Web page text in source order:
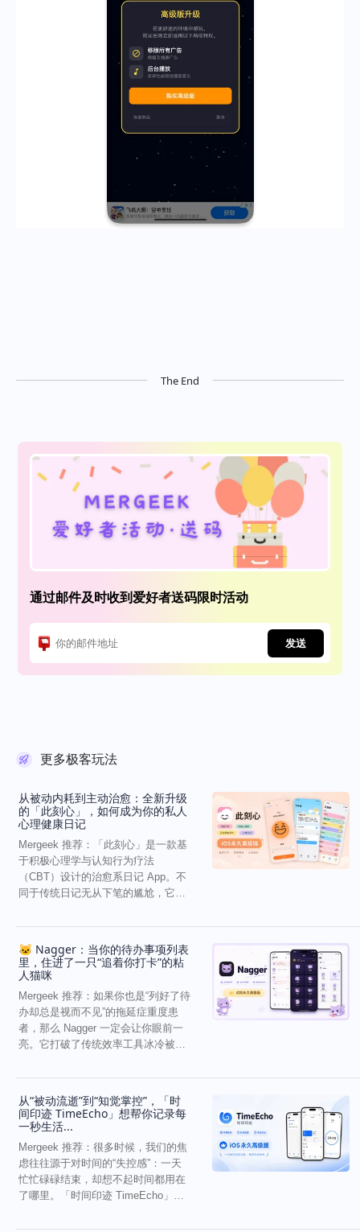
The End
通过邮件及时收到爱好者送码限时活动
发送
更多极客玩法
从被动内耗到主动治愈：全新升级
的「此刻心」，如何成为你的私人
心理健康日记
Mergeek 推荐：「此刻心」是一款基
于积极心理学与认知行为疗法
（CBT）设计的治愈系日记 App。不
同于传统日记无从下笔的尴尬，它通
🐱 Nagger：当你的待办事项列表
里，住进了一只“追着你打卡”的粘
人猫咪
Mergeek 推荐：如果你也是“列好了待
办却总是视而不见”的拖延症重度患
者，那么 Nagger 一定会让你眼前一
亮。它打破了传统效率工具冰冷被动
从“被动流逝”到“知觉掌控”，「时
间印迹 TimeEcho」想帮你记录每
一秒生活...
Mergeek 推荐：很多时候，我们的焦
虑往往源于对时间的“失控感”：一天
忙忙碌碌结束，却想不起时间都用在
了哪里。「时间印迹 TimeEcho」的